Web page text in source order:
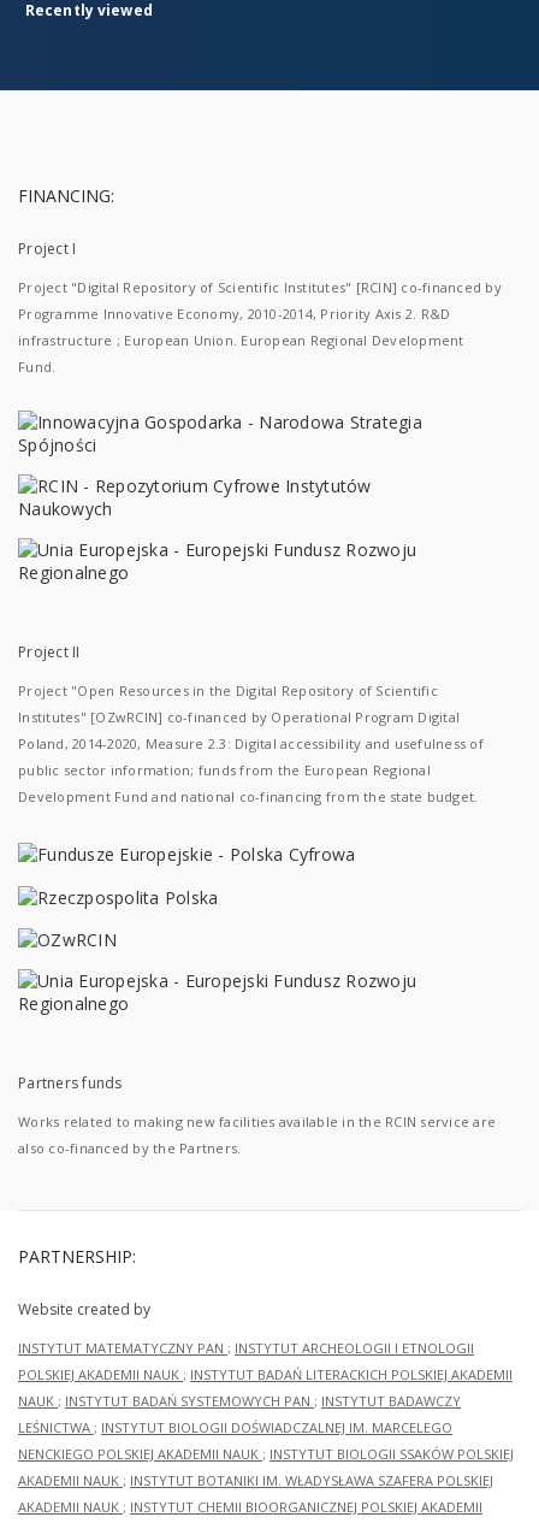
Recently viewed
FINANCING:
Project I
Project "Digital Repository of Scientific Institutes" [RCIN] co-financed by
Programme Innovative Economy, 2010-2014, Priority Axis 2. R&D
infrastructure ; European Union. European Regional Development
Fund.
Project II
Project "Open Resources in the Digital Repository of Scientific
Institutes" [OZwRCIN] co-financed by Operational Program Digital
Poland, 2014-2020, Measure 2.3: Digital accessibility and usefulness of
public sector information; funds from the European Regional
Development Fund and national co-financing from the state budget.
Partners funds
Works related to making new facilities available in the RCIN service are
also co-financed by the Partners.
PARTNERSHIP:
Website created by
INSTYTUT MATEMATYCZNY PAN ; INSTYTUT ARCHEOLOGII I ETNOLOGII
POLSKIEJ AKADEMII NAUK ; INSTYTUT BADAŃ LITERACKICH POLSKIEJ AKADEMII
NAUK ; INSTYTUT BADAŃ SYSTEMOWYCH PAN ; INSTYTUT BADAWCZY
LEŚNICTWA ; INSTYTUT BIOLOGII DOŚWIADCZALNEJ IM. MARCELEGO
NENCKIEGO POLSKIEJ AKADEMII NAUK ; INSTYTUT BIOLOGII SSAKÓW POLSKIEJ
AKADEMII NAUK ; INSTYTUT BOTANIKI IM. WŁADYSŁAWA SZAFERA POLSKIEJ
AKADEMII NAUK ; INSTYTUT CHEMII BIOORGANICZNEJ POLSKIEJ AKADEMII